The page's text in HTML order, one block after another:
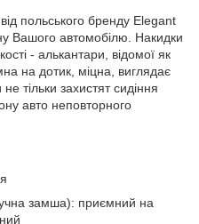
польського бренду Elegant
Вашого автомобілю. Накидки
- алькантари, відомої як
на дотик, міцна, виглядає
тільки захистят сидіння
авто неповторного
замша): приємний на